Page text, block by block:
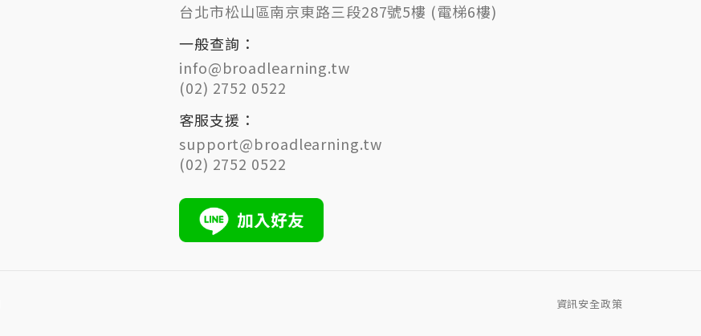
台北市松山區南京東路三段287號5樓 (電梯6樓)
一般查詢：
info@broadlearning.tw
(02) 2752 0522
客服支援：
support@broadlearning.tw
(02) 2752 0522
資訊安全政策